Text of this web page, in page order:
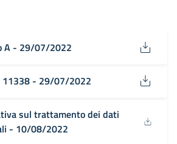
A - 29/07/2022
11338 - 29/07/2022
sul trattamento dei dati
- 10/08/2022